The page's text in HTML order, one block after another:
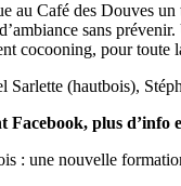
au Café des Douves
sans
cocooning, pour toute
Sarlette (hautbois),
Facebook, plus d’info
: une nouvelle